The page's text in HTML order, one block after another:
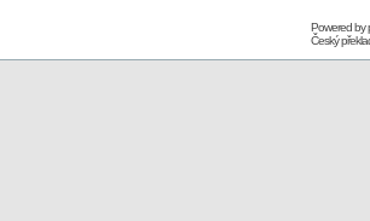
Powered by
Český